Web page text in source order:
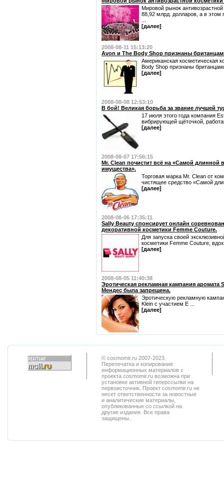
Мировой рынок
88,92 млрд. долларов, а в этом
[далее]
2008-08-11 15:13:20
Avon и The Body Shop признаны
Американская косметическая
Body Shop признаны
[далее]
2008-08-08 12:53:10
В бой! Великая борьба за звание лучшей
17 июля этого года компания
вибрирующей щёточкой,
[далее]
2008-08-07 17:56:15
Mr. Clean почистит всё на «Самой
имущества».
Торговая марка Mr. Clean от
чистящее средство «Самой
[далее]
2008-08-06 17:35:11
Sally Beauty спонсирует онлайн
декоративной косметики Femme Couture.
Для запуска своей
косметики Femme Couture,
[далее]
2008-08-05 11:40:38
Эротическая рекламная кампания аромата
Мендес была запрещена.
Эротическую рекламную
Klein с участием Е ...
[далее]
© cosmomir.ru 2007-2023.
Перепечатка и копирование
информационных материалов с
проекта cosmomir.ru возможна при
установке активной гиперссылки на
первоисточник. Проект cosmomir.ru не
несет ответственности за новостные
и аналитические материалы,
опубликованные со ссылкой на
другие издания. Все права
защищены.